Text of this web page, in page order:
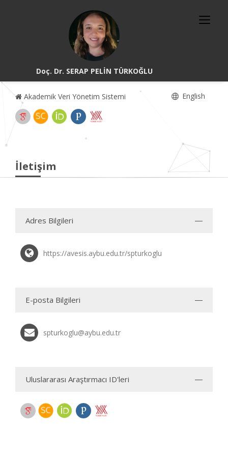
Doç. Dr. SERAP PELİN TÜRKOĞLU
Akademik Veri Yönetim Sistemi English
İletişim
Adres Bilgileri
https://avesis.aybu.edu.tr/spturkoglu
E-posta Bilgileri
spturkoglu@aybu.edu.tr
Uluslararası Araştırmacı ID'leri